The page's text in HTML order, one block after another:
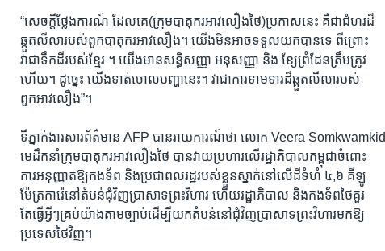
“សេចក្តីថ្លែងការណ៍ ដែលគេ(ក្រុមបាតុករអាវលឿងថៃ)ប្រកាសនេះ គឺជាជំហរដ៏
ឆ្កួតលីលារបស់ពួកបាតុករអាវលឿង។ យើងមិនអាចទទួលយកបានទេ ពីព្រោះ
វាជាទឹកដីរបស់ខ្មែរ ។ យើងមានសន្ធិសញ្ញា អនុសញ្ញា និង ខ្សែព្រំដែនត្រឹមត្រូវ
ហើយ។ ដូច្នេះ យើងទាត់ចោលបញ្ហានេះ។ វាជាការទាមទារដ៏ឆ្គួតលីលារបស់
ពួកអាវលឿង”។
ទីភ្នាក់ងារសារព័ត៌មាន AFP បានរាយការណ៍ថា លោក Veera Somkwamkid
មេដឹកនាំក្រុមបាតុករអាវលឿងថៃ បានវាយប្រហារលើរដ្ឋាភិបាលកម្ពុជាចំពោះ
ការអនុញ្ញាតឱ្យកងទ័ព និងប្រជាពលរដ្ឋរបស់ខ្លួនស្នាក់នៅលើដីទំហំ ៤,៦ គីឡូ
ម៉ែត្រការ៉េនៅតំបន់ជុំវិញប្រាសាទព្រះវិហារ ហើយរដ្ឋាភិបាល និងកងទ័ពថៃគួរ
តែធ្វើអ្វីៗគ្រប់យ៉ាងតាមច្បាប់ដើម្បីយកតំបន់នៅជុំវិញប្រាសាទព្រះវិហារមកឱ្យ
ប្រទេសថៃវិញ។